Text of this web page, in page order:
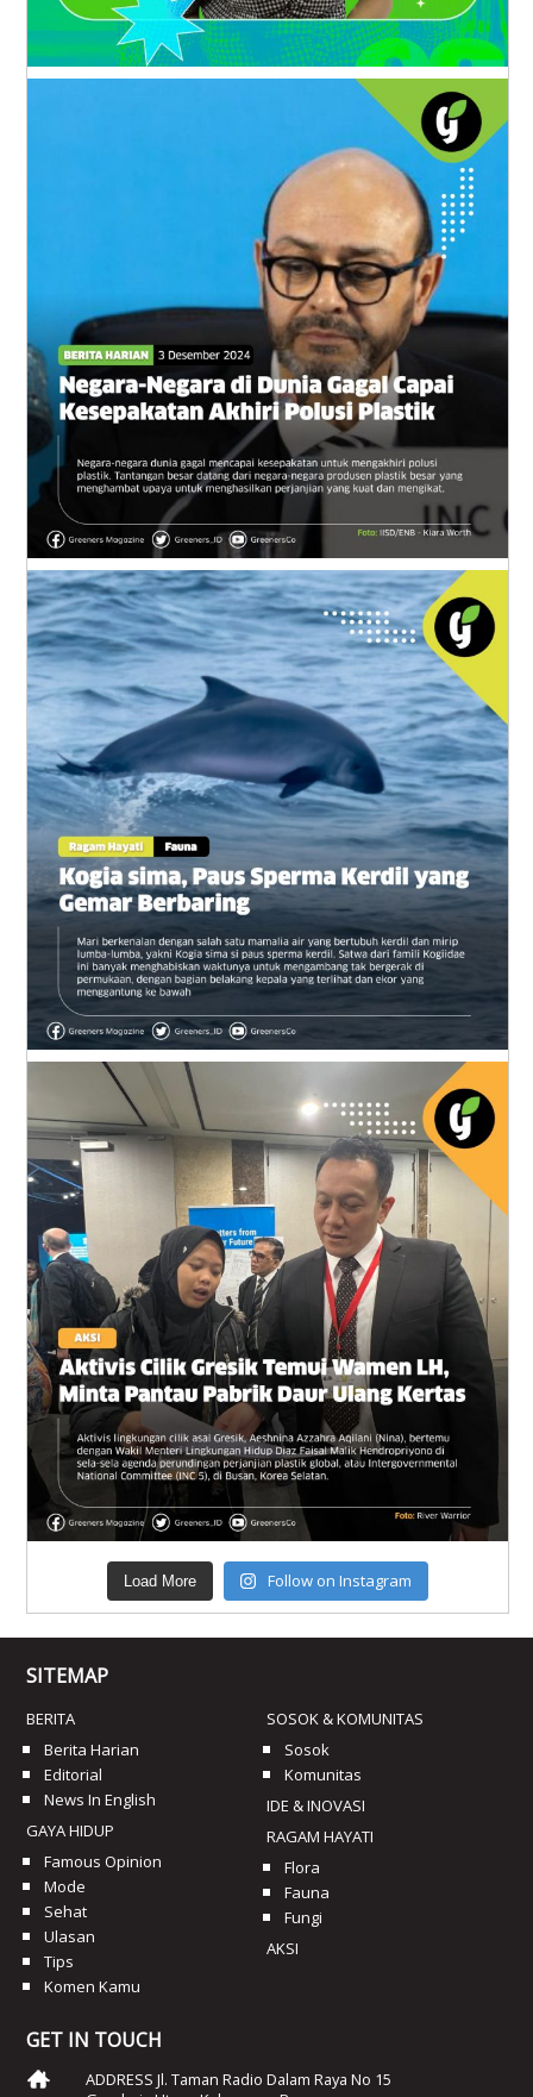
Load More Follow on Instagram
SITEMAP
BERITA
Berita Harian
Editorial
News In English
GAYA HIDUP
Famous Opinion
Mode
Sehat
Ulasan
Tips
Komen Kamu
SOSOK & KOMUNITAS
Sosok
Komunitas
IDE & INOVASI
RAGAM HAYATI
Flora
Fauna
Fungi
AKSI
GET IN TOUCH
ADDRESS Jl. Taman Radio Dalam Raya No 15